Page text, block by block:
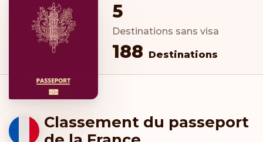
5
Destinations sans visa
188 Destinations
Classement du passeport